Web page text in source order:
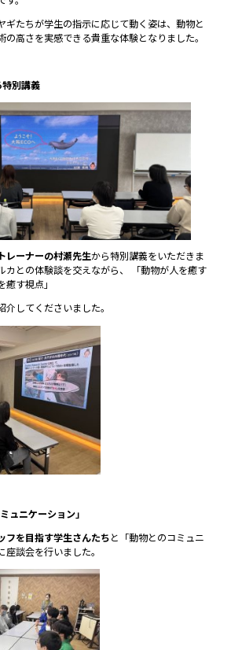
ギたちが学生の指示に応じて動く姿は、動物と
の高さを実感できる貴重な体験となりました。
別講義
レーナーの村瀬先生から特別講義をいただきま
カとの体験談を交えながら、 「動物が人を癒す
す視点」
介してくださいました。
ュニケーション」
フを目指す学生さんたち と「動物とのコミュニ
談会を行いました。